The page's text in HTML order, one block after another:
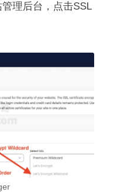
理后台，点击SSL